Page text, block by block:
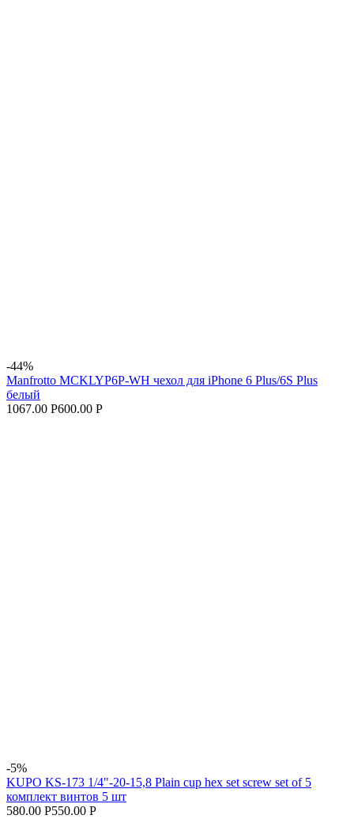
-44%
Manfrotto MCKLYP6P-WH чехол для iPhone 6 Plus/6S Plus
белый
1067.00 Р600.00 Р
-5%
KUPO KS-173 1/4"-20-15,8 Plain cup hex set screw set of 5
комплект винтов 5 шт
580.00 Р550.00 Р